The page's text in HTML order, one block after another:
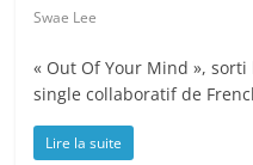
Swae Lee
« Out Of Your Mind »,
single collaboratif de
Lire la suite